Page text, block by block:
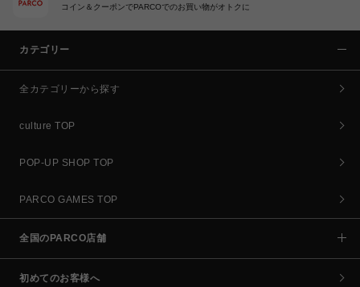
コイン＆クーポンでPARCOでのお買い物がオトクに
カテゴリー
全カテゴリーから探す
culture TOP
POP-UP SHOP TOP
PARCO GAMES TOP
全国のPARCO店舗
初めてのお客様へ